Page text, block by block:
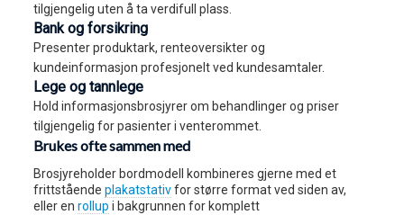
tilgjengelig uten å ta verdifull plass.
Bank og forsikring
Presenter produktark, renteoversikter og
kundeinformasjon profesjonelt ved kundesamtaler.
Lege og tannlege
Hold informasjonsbrosjyrer om behandlinger og priser
tilgjengelig for pasienter i venterommet.
Brukes ofte sammen med
Brosjyreholder bordmodell kombineres gjerne med et
frittståendeplakatstativfor større format ved siden av,
eller enrollup i bakgrunnen for komplett